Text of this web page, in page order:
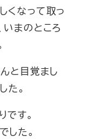
くなって取っ
まのところ
と目覚まし
た。
す。
した。